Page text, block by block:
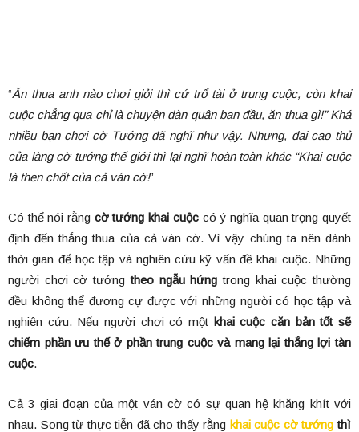
“Ăn thua anh nào chơi giỏi thì cứ trổ tài ở trung cuộc, còn khai
cuộc chẳng qua chỉ là chuyện dàn quân ban đầu, ăn thua gì!” Khá
nhiều bạn chơi cờ Tướng đã nghĩ như vậy. Nhưng, đại cao thủ
của làng cờ tướng thế giới thì lại nghĩ hoàn toàn khác “Khai cuộc
là then chốt của cả ván cờ!”
Có thể nói rằng cờ tướng khai cuộccó ý nghĩa quan trọng quyết
định đến thắng thua của cả ván cờ. Vì vậy chúng ta nên dành
thời gian để học tập và nghiên cứu kỹ vấn đề khai cuộc. Những
người chơi cờ tướngtheo ngẫu hứng trong khai cuộc thường
đều không thể đương cự được với những người có học tập và
nghiên cứu. Nếu người chơi có một khai cuộc căn bản tốt sẽ
chiếm phần ưu thế ở phần trung cuộc và mang lại thắng lợi tàn
cuộc.
Cả 3 giai đoạn của một ván cờ có sự quan hệ khăng khít với
nhau. Song từ thực tiễn đã cho thấy rằng khai cuộc cờ tướng thì